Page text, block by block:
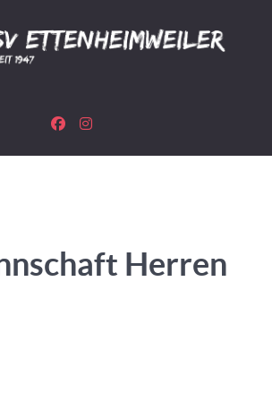
Herren